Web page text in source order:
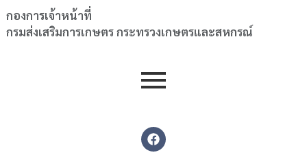
กองการเจ้าหน้าที่
กรมส่งเสริมการเกษตร กระทรวงเกษตรและสหกรณ์